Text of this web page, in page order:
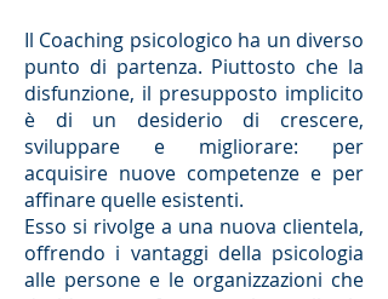
Il Coaching psicologico ha un diverso
punto di partenza. Piuttosto che la
disfunzione, il presupposto implicito
è di un desiderio di crescere,
sviluppare e migliorare: per
acquisire nuove competenze e per
affinare quelle esistenti.
Esso si rivolge a una nuova clientela,
offrendo i vantaggi della psicologia
alle persone e le organizzazioni che